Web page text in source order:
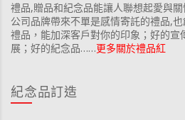
禮品,贈品和紀念品能讓人聯想起愛與
公司品牌帶來不單是感情寄託的禮品,
禮品，能加深客戶對你的印象；好的宣
展；好的紀念品……更多關於禮品紅
紀念品訂造